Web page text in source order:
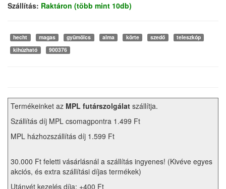
Szállítás: Raktáron (több mint 10db)
hecht magas gyümölcs alma körte szedő
teleszkóp
kihúzható
900376
Termékeinket az MPL futárszolgálat szállítja.
Szállítás díj MPL csomagpontra 1.499 Ft
MPL házhozszállítás díj 1.599 Ft
30.000 Ft feletti vásárlásnál a szállítás ingyenes! (Kivéve egyes
akciós, és extra szállítási díjas termékek)
Utánvét kezelés díja: +400 Ft